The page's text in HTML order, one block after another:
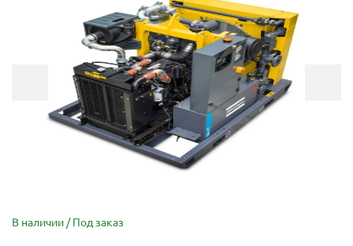
В наличии / Под заказ